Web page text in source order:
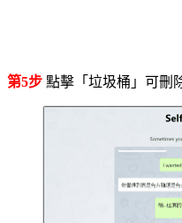
第5步 點擊「垃圾桶」可刪